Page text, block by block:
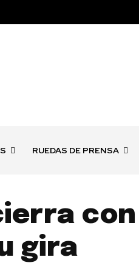
RUEDAS DE PRENSA
con
gira